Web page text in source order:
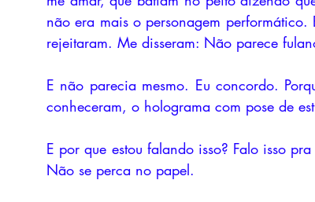
não era mais o personagem
rejeitaram. Me disseram: Não parece
E não parecia mesmo. Eu concordo.
conheceram, o holograma com pose de
E por que estou falando isso? Falo isso
Não se perca no papel.